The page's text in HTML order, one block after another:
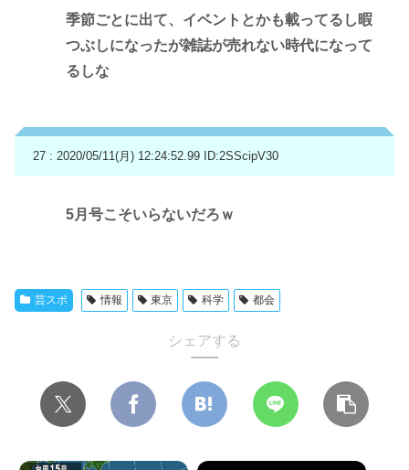
季節ごとに出て、イベントとかも載ってるし暇
つぶしになったが雑誌が売れない時代になって
るしな
27 : 2020/05/11(月) 12:24:52.99 ID:2SScipV30
5月号こそいらないだろｗ
芸スポ 情報 東京 科学 都会
シェアする